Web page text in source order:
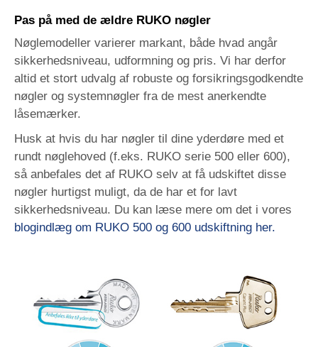
Pas på med de ældre RUKO nøgler
Nøglemodeller varierer markant, både hvad angår
sikkerhedsniveau, udformning og pris. Vi har derfor
altid et stort udvalg af robuste og forsikringsgodkendte
nøgler og systemnøgler fra de mest anerkendte
låsemærker.
Husk at hvis du har nøgler til dine yderdøre med et
rundt nøglehoved (f.eks. RUKO serie 500 eller 600),
så anbefales det af RUKO selv at få udskiftet disse
nøgler hurtigst muligt, da de har et for lavt
sikkerhedsniveau. Du kan læse mere om det i vores
blogindlæg om RUKO 500 og 600 udskiftning her.